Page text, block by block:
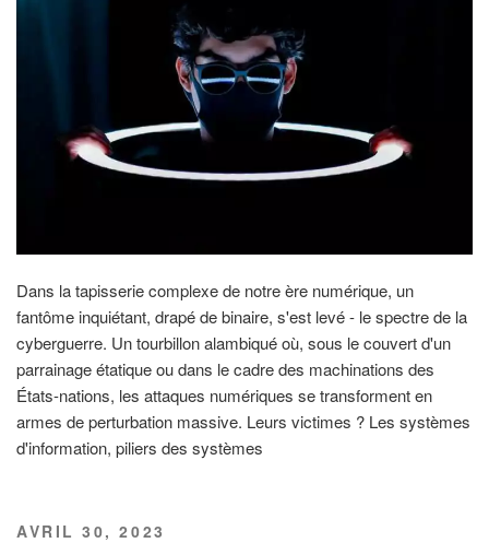
Dans la tapisserie complexe de notre ère numérique, un
fantôme inquiétant, drapé de binaire, s'est levé - le spectre de la
cyberguerre. Un tourbillon alambiqué où, sous le couvert d'un
parrainage étatique ou dans le cadre des machinations des
États-nations, les attaques numériques se transforment en
armes de perturbation massive. Leurs victimes ? Les systèmes
d'information, piliers des systèmes
PUBLIÉ
AVRIL 30, 2023